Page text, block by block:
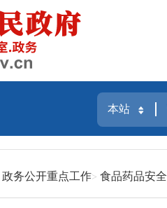
政务公开重点工作 食品药品安全